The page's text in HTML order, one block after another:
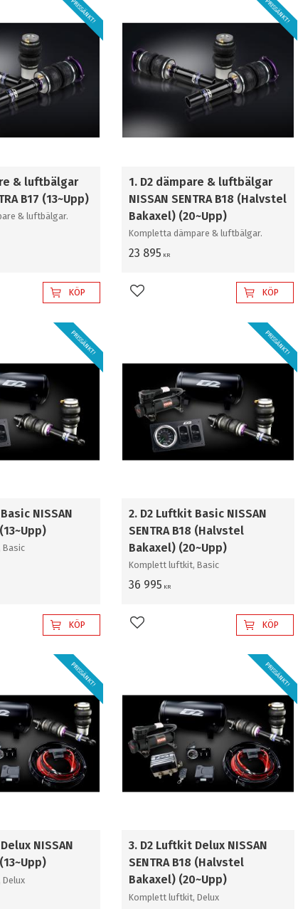
& luftbälgar
B17 (13~Upp)
& luftbälgar.
PRISSÄNKT!
KÖP
1. D2 dämpare & luftbälgar
NISSAN SENTRA B18 (Halvstel
Bakaxel) (20~Upp)
Kompletta dämpare & luftbälgar.
23 895 KR
PRISSÄNKT!
Lägg till i favoriter KÖP
NISSAN
PRISSÄNKT!
KÖP
2. D2 Luftkit Basic NISSAN
SENTRA B18 (Halvstel
Bakaxel) (20~Upp)
Komplett luftkit, Basic
36 995 KR
PRISSÄNKT!
Lägg till i favoriter KÖP
NISSAN
PRISSÄNKT!
3. D2 Luftkit Delux NISSAN
SENTRA B18 (Halvstel
Bakaxel) (20~Upp)
Komplett luftkit, Delux
PRISSÄNKT!